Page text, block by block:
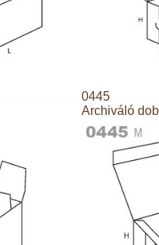
0445
Archiváló